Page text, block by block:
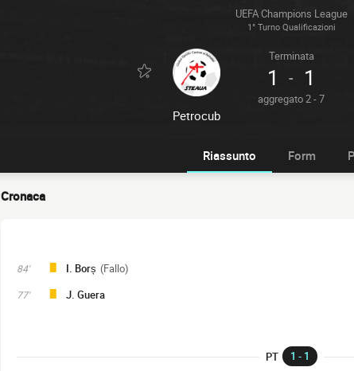
UEFA Champions League
1° Turno Qualificazioni
Petrocub
Terminata
1 - 1
aggregato 2 - 7
Riassunto Form
Cronaca
84' I. Borș (Fallo)
77' J. Guera
PT 1 - 1